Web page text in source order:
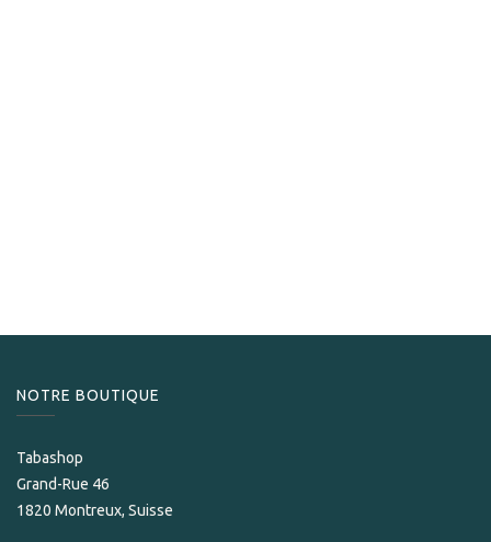
NOTRE BOUTIQUE
Tabashop
Grand-Rue 46
1820 Montreux, Suisse